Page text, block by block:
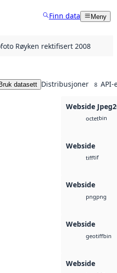
Finn data Meny
Røyken rektifisert 2008
datasett Distribusjoner 8 API-
Webside
octetbin
Webside
tifftif
Webside
pngpng
Webside
geotiffbin
Webside